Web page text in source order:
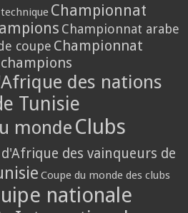
Championnat
Championnat arabe
coupe Championnat
des nations
Tunisie
monde Clubs
des vainqueurs de
Coupe du monde des clubs
nationale